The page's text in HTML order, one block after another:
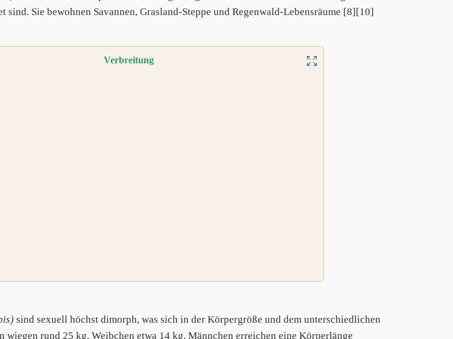
sind. Sie bewohnen Savannen, Grasland-Steppe und Regenwald-Lebensräume [8][10]
Verbreitung
sind sexuell höchst dimorph, was sich in der Körpergröße und dem unterschiedlichen
wiegen rund 25 kg, Weibchen etwa 14 kg. Männchen erreichen eine Körperlänge